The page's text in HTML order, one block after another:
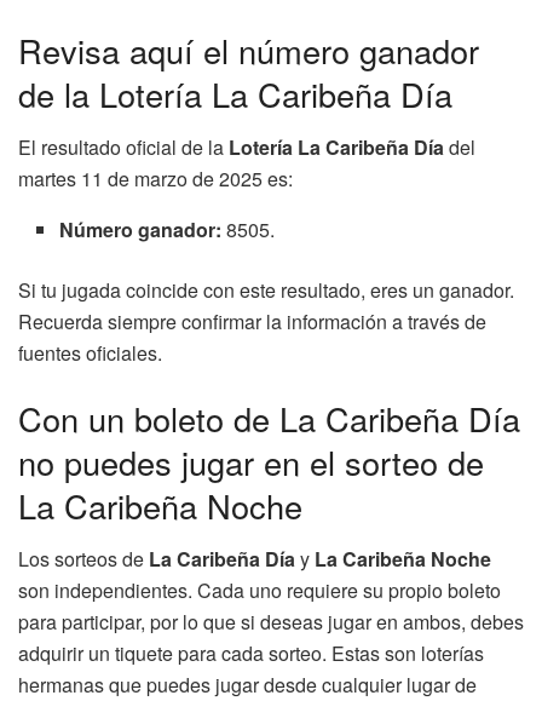
Revisa aquí el número ganador
de la Lotería La Caribeña Día
El resultado oficial de la Lotería La Caribeña Díadel
martes 11 de marzo de 2025 es:
Número ganador: 8505.
Si tu jugada coincide con este resultado, eres un ganador.
Recuerda siempre confirmar la información a través de
fuentes oficiales.
Con un boleto de La Caribeña Día
no puedes jugar en el sorteo de
La Caribeña Noche
Los sorteos de La Caribeña Díay La Caribeña Noche
son independientes. Cada uno requiere su propio boleto
para participar, por lo que si deseas jugar en ambos, debes
adquirir un tiquete para cada sorteo. Estas son loterías
hermanas que puedes jugar desde cualquier lugar de